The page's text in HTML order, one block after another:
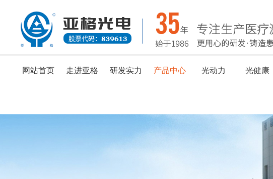
网站首页 走进亚格 研发实力 产品中心 光动力 光健康